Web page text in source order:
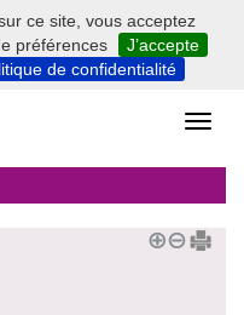
ce site, vous acceptez
préférences
J’accepte
de confidentialité